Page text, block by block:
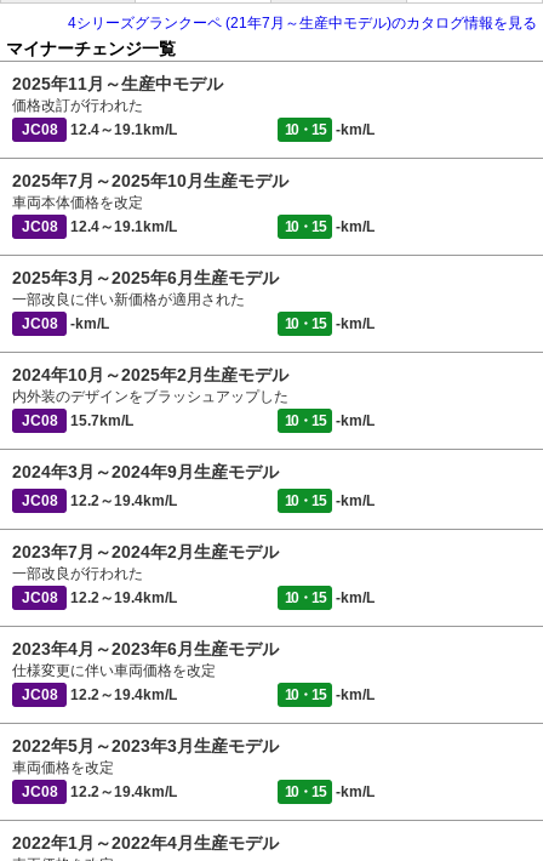
4シリーズグランクーペ (21年7月～生産中モデル)のカタログ情報を見る
マイナーチェンジ一覧
2025年11月～生産中モデル
価格改訂が行われた
JC08
12.4～19.1km/L 10・15 -km/L
2025年7月～2025年10月生産モデル
車両本体価格を改定
JC08
12.4～19.1km/L 10・15 -km/L
2025年3月～2025年6月生産モデル
一部改良に伴い新価格が適用された
JC08
-km/L 10・15 -km/L
2024年10月～2025年2月生産モデル
内外装のデザインをブラッシュアップした
JC08
15.7km/L 10・15 -km/L
2024年3月～2024年9月生産モデル
JC08 12.2～19.4km/L 10・15 -km/L
2023年7月～2024年2月生産モデル
一部改良が行われた
JC08
12.2～19.4km/L 10・15 -km/L
2023年4月～2023年6月生産モデル
仕様変更に伴い車両価格を改定
JC08
12.2～19.4km/L 10・15 -km/L
2022年5月～2023年3月生産モデル
車両価格を改定
JC08
12.2～19.4km/L 10・15 -km/L
2022年1月～2022年4月生産モデル